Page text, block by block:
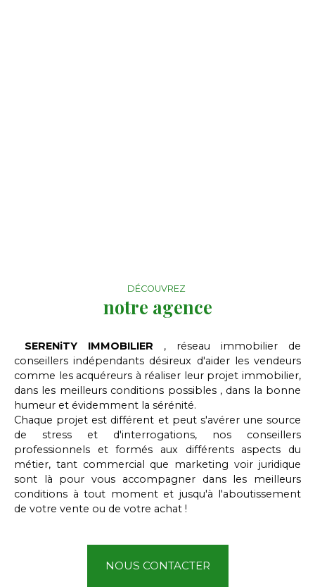
DÉCOUVREZ
notre agence
SERENiTY IMMOBILIER , réseau immobilier de
conseillers indépendants désireux d'aider les vendeurs
comme les acquéreurs à réaliser leur projet immobilier,
dans les meilleurs conditions possibles , dans la bonne
humeur et évidemment la sérénité.
Chaque projet est différent et peut s'avérer une source
de stress et d'interrogations, nos conseillers
professionnels et formés aux différents aspects du
métier, tant commercial que marketing voir juridique
sont là pour vous accompagner dans les meilleurs
conditions à tout moment et jusqu'à l'aboutissement
de votre vente ou de votre achat !
NOUS CONTACTER